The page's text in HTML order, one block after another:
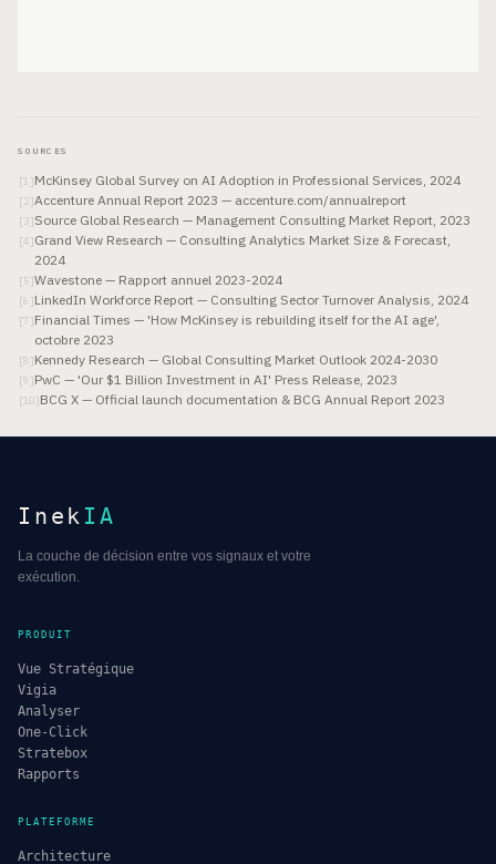
SOURCES
[1 ]McKinsey Global Survey on AI Adoption in Professional Services, 2024
[2]Accenture Annual Report 2023 — accenture.com/annualreport
[ 3]Source Global Research — Management Consulting Market Report, 2023
[4 ]Grand View Research — Consulting Analytics Market Size & Forecast,
2024
[5]Wavestone — Rapport annuel 2023-2024
[6 ]LinkedIn Workforce Report — Consulting Sector Turnover Analysis, 2024
[7 ]Financial Times — 'How McKinsey is rebuilding itself for the AI age',
octobre 2023
[8]Kennedy Research — Global Consulting Market Outlook 2024-2030
[9 ]PwC — 'Our $1 Billion Investment in AI' Press Release, 2023
[10]BCG X — Official launch documentation & BCG Annual Report 2023
Inek IA
La couche de décision entre vos signaux et votre
exécution.
PRODUIT
Vue Stratégique
Vigia
Analyser
One-Click
Stratebox
Rapports
PLATEFORME
Architecture